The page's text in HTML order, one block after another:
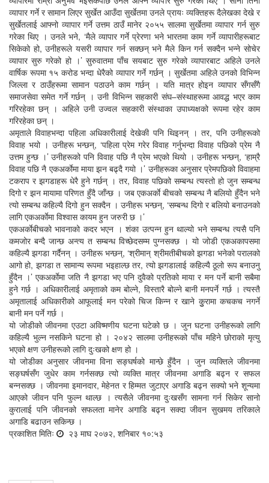
व्यापार गर्ने र सामान लिएर सुर्खेत आउँदा सुर्खेतमा उनले प्रायः व्यक्तिहरू दैलेखका देखे र
सुर्खेतलाई आफ्नो व्यापार गर्ने उत्तम ठाउँ मानेर २०५५ सालमा सुर्खेतमा व्यापार गर्न सुरु
गरेका थिए । उनले भने, ‘मैले व्यापार गर्ने प्रेरणा भने भारतमा काम गर्ने व्यापारीहरूबाट
सिकेको हो, उनीहरूले यसरी व्यापार गर्न सक्छन् भने मैले किन गर्न सक्दैन भन्ने सोचेर
व्यापार सुरु गरेको हो ।’ सुरुवातमा पाँच सयबाट सुरु गरेको व्यापारबाट अहिले उनले
वार्षिक रूपमा १५ करोड भन्दा धेरैको व्यापार गर्ने गर्छन् । सुर्खेतमा अहिले उनको विभिन्न
जिल्ला र ठाउँहरूमा सामान पठाउने काम गर्छन् । यति मात्र होइन व्यापार सँगसँगै
समाजसेवा समेत गर्ने गर्छन् । उनी विभिन्न सहकारी संघ–संस्थाहरूमा आवद्ध भएर काम
गरिरहेका छन् । अहिले उनी उज्वल सहकारी संस्थाका उपाध्यक्षको रूपमा रहेर काम
गरिरहेका छन् ।
अमृताले विवाहभन्दा पहिला अधिकारीलाई देखेकी पनि थिइनन् । तर, पनि उनीहरूको
विवाह भयो । उनीहरू भन्छन्, ‘पहिला प्रेम गरेर विवाह गर्नुभन्दा विवाह पछिको प्रेम नै
उत्तम हुन्छ ।’ उनीहरूको पनि विवाह पछि नै प्रेम भएको थियो । उनीहरू भन्छन्, ‘हाम्रै
विवाह पछि नै एकअर्काेमा माया झन बढ्दै गयो ।’ उनीहरूका अनुसार प्रेमपछिको विवाहमा
टकराप र झगडाहरू धेरै हुने गर्छन् । तर, विवाह पछिको सम्बन्ध त्यस्तो हो जुन सम्बन्ध
दिगो र झन मायामा परिणत हुँदै जाँन्छ । जब एकअर्काे बीचको सम्बन्ध नै बलियो हुँदैन भने
त्यो सम्बन्ध कहिल्यै दिगो हुन सक्दैन । उनीहरू भन्छन्, ‘सम्बन्ध दिगो र बलियो बनाउनको
लागि एकअर्काेमा विश्वास कायम हुन जरुरी छ ।’
एकअर्काेबीचको भावनाको कदर भएन । शंका उत्पन्न हुन थाल्यो भने सम्बन्ध त्यसै पनि
कमजोर बन्दै जान्छ अन्त्य त सम्बन्ध विच्छेदसम्म पुग्नसक्छ । यो जोडी एकअकापसमा
कहिल्यै झगडा गर्दैनन् । उनीहरू भन्छन्, ‘श्रीमान् श्रीमतीबीचको झगडा भनेको परालको
आगो हो, झगडा त सामान्य रूपमा भइहाल्छ तर, त्यो झगडालाई कहिल्यै ठूलो रूप बनाउनु
हुँदैन ।’ एकअर्काेमा जति नै झगडा भए पनि दुवैको प्रतिको माया र मन पर्ने बानी सबैमा
हुने गर्छ । अधिकारीलाई अमृताको कम बोल्ने, विस्तारै बोल्ने बानी मनपर्ने गर्छ । त्यस्तै
अमृतालाई अधिकारीको आफूलाई मन परेको चिज किन्न र खाने कुुरामा कचकच नगर्ने
बानी मन पर्ने गर्छ ।
यो जोडीको जीवनमा एउटा अविष्मणीय घटना घटेको छ । जुन घटना उनीहरूको लागि
कहिल्यै भुल्न नसकिने घटना हो । २०४२ सालमा उनीहरूको पाँच महिने छोराको मृत्यु
भएको क्षण उनीहरूको लागि दुःखको क्षण हो ।
यो जोडीका अनुसार जीवनमा विना सङ्घर्षको मान्छे हुँदैन । जुन व्यक्तिले जीवनमा
सङ्घर्षसँग जुधेर काम गर्नसक्छ त्यो व्यक्ति मात्र जीवनमा अगाडि बढ्न र सफल
बन्नसक्छ । जीवनमा इमानदार, मेहेनत र हिम्मत जुटाएर अगाडि बढ्न सक्यो भने शून्यमा
आएको जीवन पनि फुल्न थाल्छ । त्यसैले जीवनमा दुःखसँग सामना गर्न सिकेर सानो
कुरालाई पनि जीवनको सफलता मानेर अगाडि बढ्न सक्दा जीवन सुखमय तरिकाले
अगाडि बढाउन सकिन्छ ।
प्रकाशित मितिः
२३ माघ २०७२, शनिबार १०:५३